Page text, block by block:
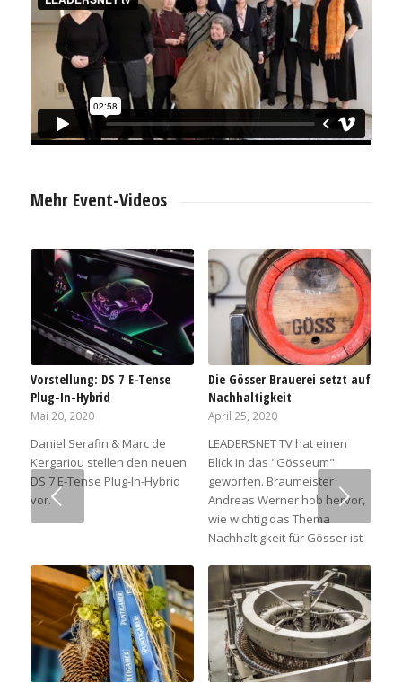
Mehr Event-Videos
Vorstellung: DS 7 E-Tense
Plug-In-Hybrid
Mai 20, 2020
Daniel Serafin & Marc de
Kergariou stellen den neuen
DS 7 E-Tense Plug-In-Hybrid
vor.
Die Gösser Brauerei setzt auf
Nachhaltigkeit
April 25, 2020
LEADERSNET TV hat einen
Blick in das "Gösseum"
geworfen. Braumeister
Andreas Werner hob hervor,
wie wichtig das Thema
Nachhaltigkeit für Gösser ist
Weiter